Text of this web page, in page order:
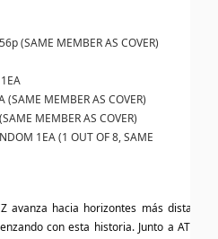
(SAME MEMBER AS COVER)
MEMBER AS COVER)
MEMBER AS COVER)
1EA (1 OUT OF 8, SAME
avanza hacia horizontes más
con esta historia. Junto a